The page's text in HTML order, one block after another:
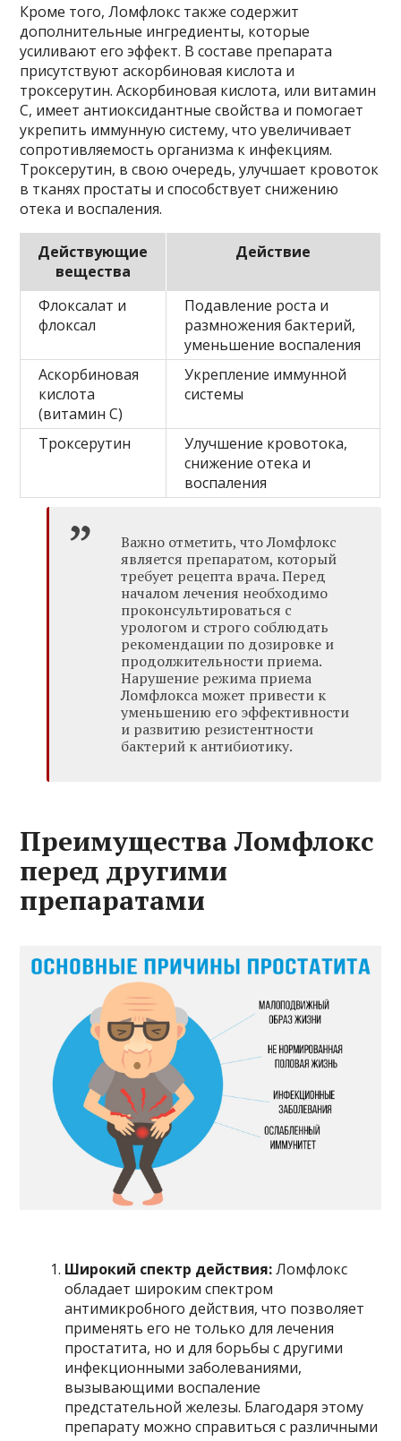
Кроме того, Ломфлокс также содержит
дополнительные ингредиенты, которые
усиливают его эффект. В составе препарата
присутствуют аскорбиновая кислота и
троксерутин. Аскорбиновая кислота, или витамин
C, имеет антиоксидантные свойства и помогает
укрепить иммунную систему, что увеличивает
сопротивляемость организма к инфекциям.
Троксерутин, в свою очередь, улучшает кровоток
в тканях простаты и способствует снижению
отека и воспаления.
Действующие
вещества
Действие
Флоксалат и
флоксал
Подавление роста и
размножения бактерий,
уменьшение воспаления
Аскорбиновая
кислота
(витамин C)
Укрепление иммунной
системы
Троксерутин
Улучшение кровотока,
снижение отека и
воспаления
Важно отметить, что Ломфлокс
является препаратом, который
требует рецепта врача. Перед
началом лечения необходимо
проконсультироваться с
урологом и строго соблюдать
рекомендации по дозировке и
продолжительности приема.
Нарушение режима приема
Ломфлокса может привести к
уменьшению его эффективности
и развитию резистентности
бактерий к антибиотику.
Преимущества Ломфлокс
перед другими
препаратами
Широкий спектр действия:Ломфлокс
обладает широким спектром
антимикробного действия, что позволяет
применять его не только для лечения
простатита, но и для борьбы с другими
инфекционными заболеваниями,
вызывающими воспаление
предстательной железы. Благодаря этому
препарату можно справиться с различными